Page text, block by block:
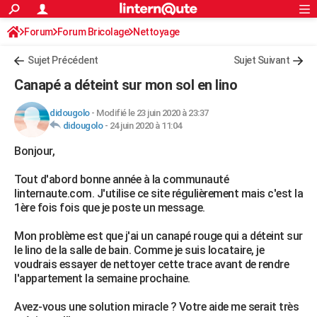
ACTUALITÉS
Politique
Société
Faits Divers
Education
Monde
Villes
+
FINANCE
Retraite
Impôts
Epargne
Immobilier
Risques naturels par ville
Banque
Assurance
Crédit
AUTO
Essais
Réserver un essai
Citadines
Berlines
SUV
Forum auto
+HIGH-TECH
Mobiles
Meilleur smartphone
Internet
Ordinateurs
Jeux vidéo
Guide high-tech
BRICOLAGE
Forum
Aménagement intérieur
Extérieur
Cuisine
Salle de bains
Jardinage
Rangement
Guides de France
Escapades
Patrimoine
Expositions
Musées
Week-end nature
+LIFESTYLE
Art de vivre
Bien-être
Loisirs
ModeModes de vie
SANTE
Alimentation
Guide de la santé
Maladies
Médicaments
Sommeil
VOYAGE
S'inscrire
Connexion
Forum Forum Bricolage Nettoyage
Sujet Précédent Sujet Suivant
Canapé a déteint sur mon sol en lino
didougolo- Modifié le 23 juin 2020 à 23:37
didougolo- 24 juin 2020 à 11:04
Bonjour,
Tout d'abord bonne année à la communauté
linternaute.com. J'utilise ce site régulièrement mais c'est la
1ère fois fois que je poste un message.
Mon problème est que j'ai un canapé rouge qui a déteint sur
le lino de la salle de bain. Comme je suis locataire, je
voudrais essayer de nettoyer cette trace avant de rendre
l'appartement la semaine prochaine.
Avez-vous une solution miracle ? Votre aide me serait très